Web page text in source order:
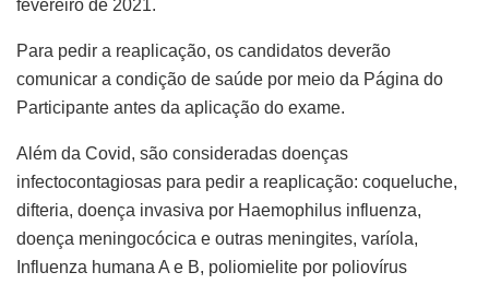
fevereiro de 2021.
Para pedir a reaplicação, os candidatos deverão
comunicar a condição de saúde por meio da Página do
Participante antes da aplicação do exame.
Além da Covid, são consideradas doenças
infectocontagiosas para pedir a reaplicação: coqueluche,
difteria, doença invasiva por Haemophilus influenza,
doença meningocócica e outras meningites, varíola,
Influenza humana A e B, poliomielite por poliovírus